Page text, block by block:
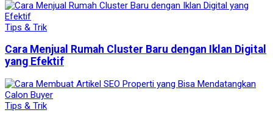
Tips & Trik
Cara Menjual Rumah Cluster Baru dengan Iklan Digital
yang Efektif
Tips & Trik